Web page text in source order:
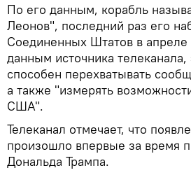
По его данным, корабль
Леонов", последний раз его
Соединенных Штатов в апреле
данным источника телеканала,
способен перехватывать
а также "измерять
США".
Телеканал отмечает, что
произошло впервые за время
Дональда Трампа.